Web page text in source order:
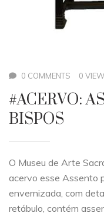
0 COMMENTS 0 VIEW
#ACERVO:
BISPOS
O Museu de Arte
acervo esse Assento
envernizada, com
retábulo, contém